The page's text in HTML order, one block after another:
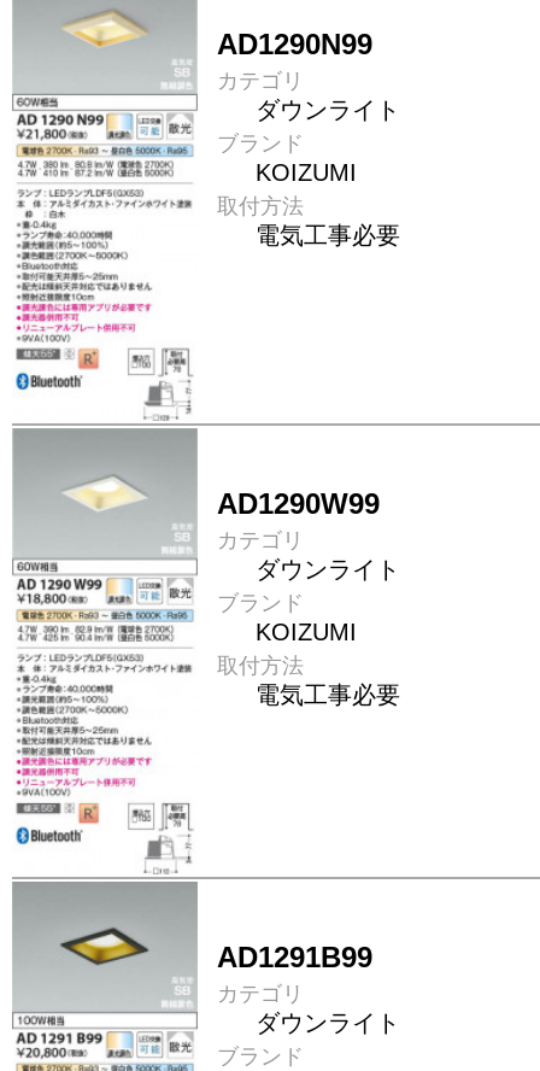
AD1290N99
カテゴリ
ダウンライト
ブランド
KOIZUMI
取付方法
電気工事必要
AD1290W99
カテゴリ
ダウンライト
ブランド
KOIZUMI
取付方法
電気工事必要
AD1291B99
カテゴリ
ダウンライト
ブランド